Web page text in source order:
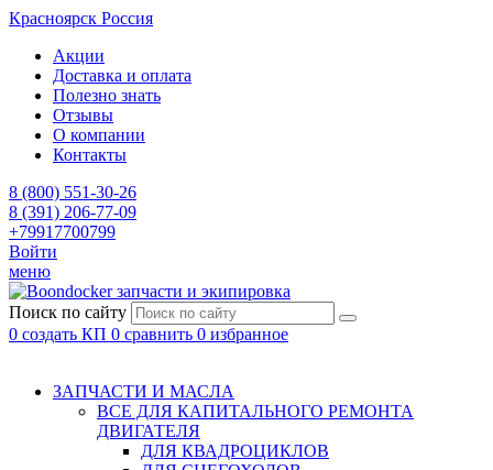
Красноярск Россия
Акции
Доставка и оплата
Полезно знать
Отзывы
О компании
Контакты
8 (800) 551-30-26
8 (391) 206-77-09
+79917700799
Войти
меню
запчасти и экипировка
Поиск по сайту
0 создать КП 0 сравнить 0 избранное
ЗАПЧАСТИ И МАСЛА
ВСЕ ДЛЯ КАПИТАЛЬНОГО РЕМОНТА
ДВИГАТЕЛЯ
ДЛЯ КВАДРОЦИКЛОВ